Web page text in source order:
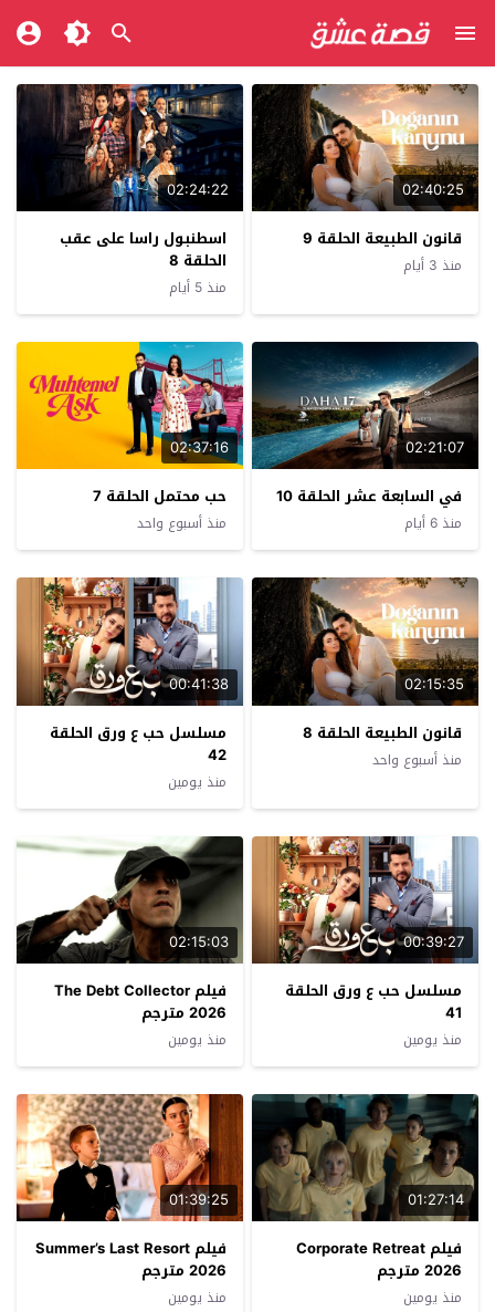
02:40:25
قانون الطبيعة الحلقة 9
منذ 3 أيام
02:24:22
اسطنبول راسا على عقب
الحلقة 8
منذ 5 أيام
02:21:07
في السابعة عشر الحلقة 10
منذ 6 أيام
02:37:16
حب محتمل الحلقة 7
منذ أسبوع واحد
02:15:35
قانون الطبيعة الحلقة 8
منذ أسبوع واحد
00:41:38
مسلسل حب ع ورق الحلقة
42
منذ يومين
00:39:27
مسلسل حب ع ورق الحلقة
41
منذ يومين
02:15:03
فيلم The Debt Collector
2026 مترجم
منذ يومين
01:27:14
فيلم Corporate Retreat
2026 مترجم
منذ يومين
01:39:25
فيلم Summer’s Last Resort
2026 مترجم
منذ يومين